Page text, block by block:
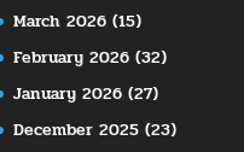
March 2026 (15)
February 2026 (32)
January 2026 (27)
December 2025 (23)